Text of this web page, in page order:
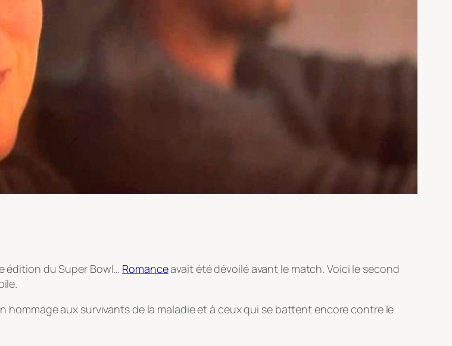
édition du Super Bowl… Romanceavait été dévoilé avant le match. Voici le second
hommage aux survivants de la maladie et à ceux qui se battent encore contre le